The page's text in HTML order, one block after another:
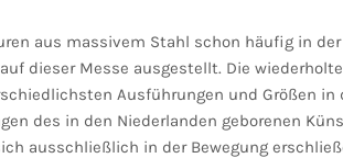
aus massivem Stahl schon häufig in der
dieser Messe ausgestellt. Die
Ausführungen und Größen in
des in den Niederlanden geborenen
ausschließlich in der Bewegung